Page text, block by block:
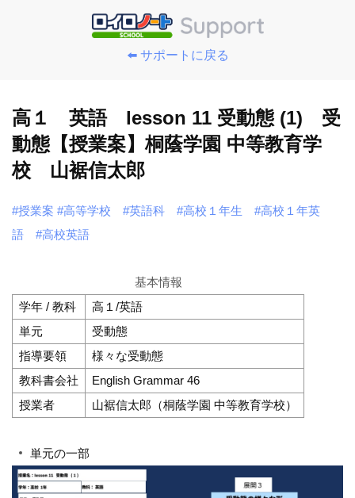
⬅️ サポートに戻る
高１ 英語 lesson 11 受動態 (1) 受
動態【授業案】桐蔭学園 中等教育学
校 山裾信太郎
#授業案 #高等学校 #英語科 #高校１年生
#高校１年英
語
#高校英語
基本情報
学年 / 教科
高１/英語
単元
受動態
指導要領
様々な受動態
教科書会社
English Grammar 46
授業者
山裾信太郎（桐蔭学園 中等教育学校）
単元の一部